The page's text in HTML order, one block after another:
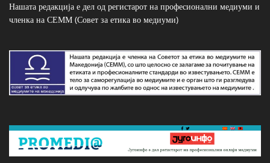
Нашата редакција е дел од регистарот на професионални медиуми и
членка на СЕММ (Совет за етика во медиуми)